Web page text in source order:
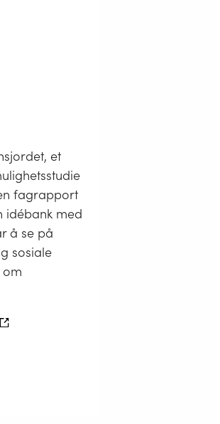
et
fagrapport
idébank med
å se på
sosiale